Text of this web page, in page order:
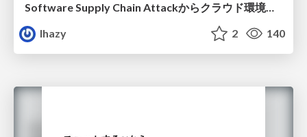
Software Supply Chain Attackからクラウド環境を守るためにできること
lhazy
2 140